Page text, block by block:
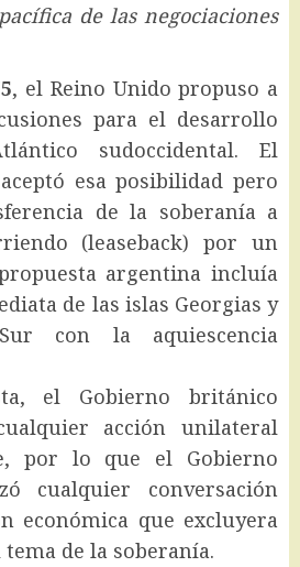
de las negociaciones
, el Reino Unido propuso a
para el desarrollo
sudoccidental. El
esa posibilidad pero
de la soberanía a
(leaseback) por un
argentina incluía
de las islas Georgias y
con la aquiescencia
el Gobierno británico
acción unilateral
por lo que el Gobierno
cualquier conversación
económica que excluyera
de la soberanía.